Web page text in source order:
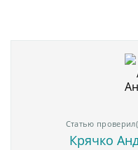
Статью
Крячко